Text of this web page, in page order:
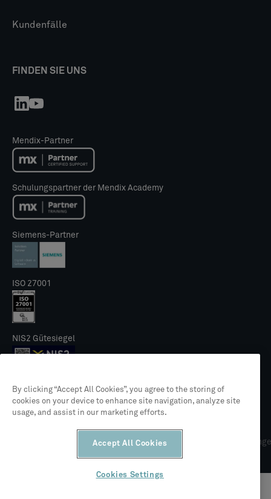
Kundenfälle
FINDEN SIE UNS
Mendix-Partner
Schulungspartner der Mendix Academy
Siemens-Partner
ISO 27001
NIS2 Gütesiegel
DatenschutzrichtlinieAllgemeine
By clicking “Accept All Cookies”, you agree to the storing of
cookies on your device to enhance site navigation, analyze site
usage, and assist in our marketing efforts.
Accept All Cookies
Cookies Settings